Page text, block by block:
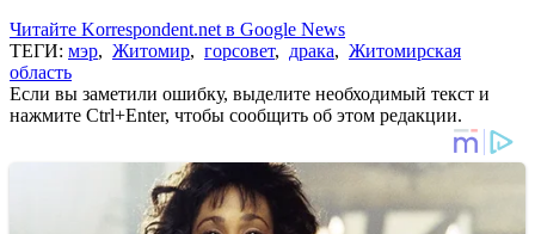
Читайте Korrespondent.net в Google News
ТЕГИ: мэр, Житомир, горсовет, драка, Житомирская
область
Если вы заметили ошибку, выделите необходимый текст и
нажмите Ctrl+Enter, чтобы сообщить об этом редакции.